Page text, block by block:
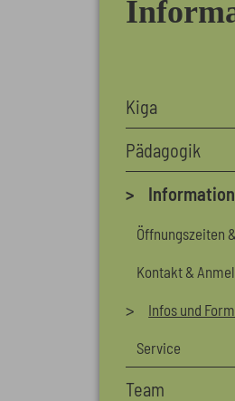
Kiga
Pädagogik
Öffnungszeiten
Kontakt &
Infos und
Service
Team